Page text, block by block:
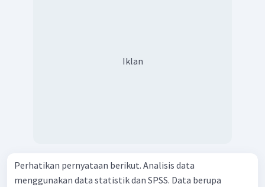
Iklan
Perhatikan pernyataan berikut. Analisis data
menggunakan data statistik dan SPSS. Data berupa